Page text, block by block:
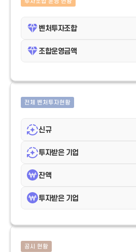
벤처투자조합
조합운영금액
전체 벤처투자현황
신규
투자받은 기업
잔액
투자받은 기업
공시 현황